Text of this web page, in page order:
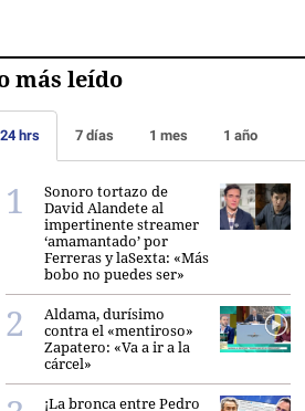
más leído
24 hrs 7 días 1 mes 1 año
Sonoro tortazo de
David Alandete al
impertinente streamer
‘amamantado’ por
Ferreras y laSexta: «Más
bobo no puedes ser»
Aldama, durísimo
contra el «mentiroso»
Zapatero: «Va a ir a la
cárcel»
¡La bronca entre Pedro